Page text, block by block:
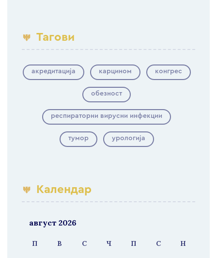
Тагови
акредитација карцином конгрес
обезност
респираторни вирусни инфекции
тумор урологија
Календар
август 2026
П В С Ч П С Н